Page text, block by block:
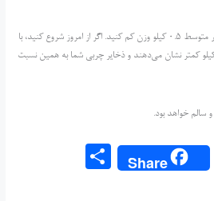
با این برنامه می توانید هر ده روز به طور متوسط ​​0.5 کیلو وزن کم کنید. اگر از امروز شروع کنید، با
تابستان، ترازوهای شما 4 تا 6 کیلو کمتر نشان می‌دهند و ذخایر چربی شما به همین نسبت
سالم خواهد بود.
Li
n
Share